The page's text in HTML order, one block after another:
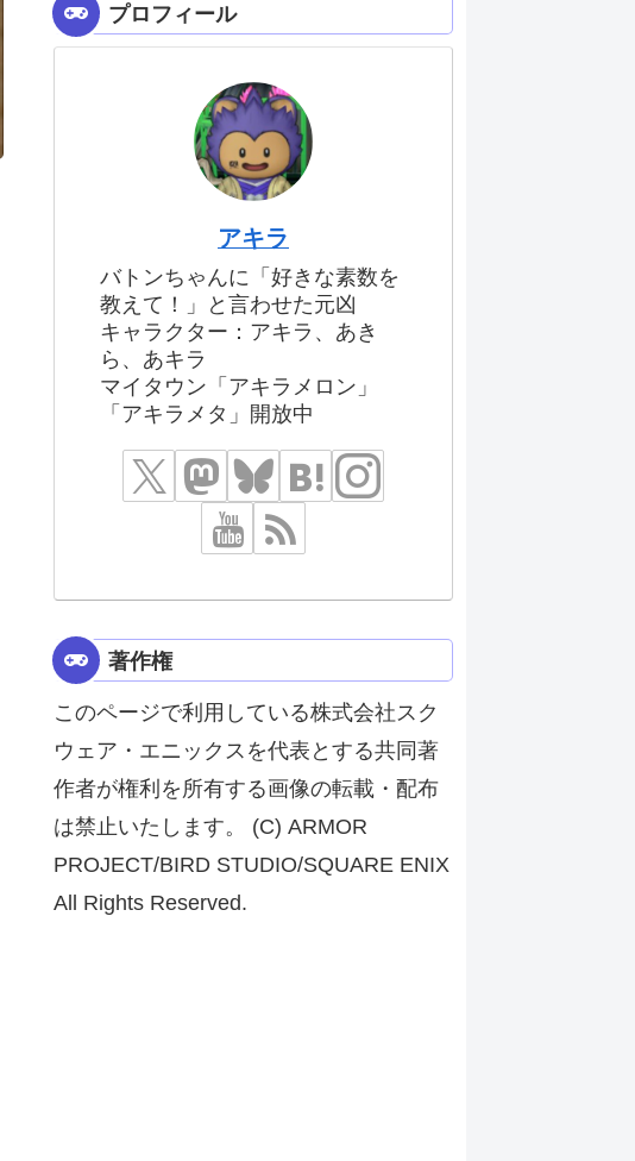
プロフィール
アキラ
バトンちゃんに「好きな素数を
教えて！」と言わせた元凶
キャラクター：アキラ、あき
ら、あキラ
マイタウン「アキラメロン」
「アキラメタ」開放中
著作権
このページで利用している株式会社スク
ウェア・エニックスを代表とする共同著
作者が権利を所有する画像の転載・配布
は禁止いたします。 (C) ARMOR
PROJECT/BIRD STUDIO/SQUARE ENIX
All Rights Reserved.